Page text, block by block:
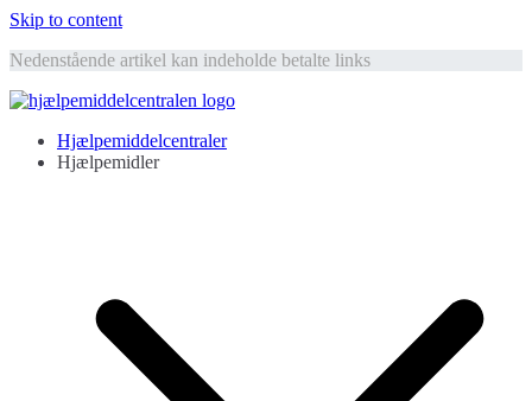
Skip to content
Nedenstående artikel kan indeholde betalte links
Hjælpemiddelcentralen
Hjælpemidler til ældre
Hjælpemiddelcentraler
Hjælpemidler